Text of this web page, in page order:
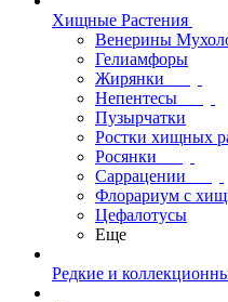
Хищные Растения
Венерины
Гелиамфоры
Жирянки
Непентесы
Пузырчатки
Ростки хищных
Росянки
Саррацении
Флорариум с
Цефалотусы
Еще
Редкие и